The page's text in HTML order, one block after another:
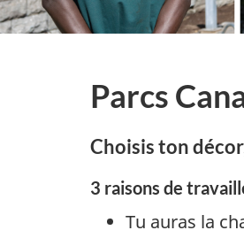
Parcs
Choisis ton
3 raisons de
Tu auras la